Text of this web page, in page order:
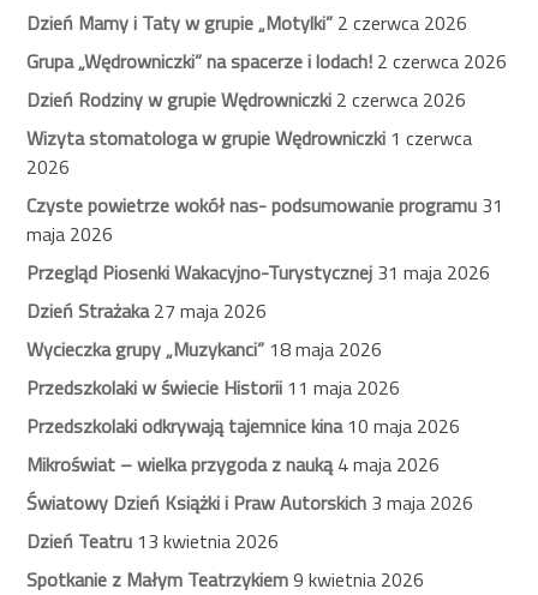
Dzień Mamy i Taty w grupie „Motylki” 2 czerwca 2026
Grupa „Wędrowniczki” na spacerze i lodach! 2 czerwca 2026
Dzień Rodziny w grupie Wędrowniczki 2 czerwca 2026
Wizyta stomatologa w grupie Wędrowniczki 1 czerwca
2026
Czyste powietrze wokół nas- podsumowanie programu 31
maja 2026
Przegląd Piosenki Wakacyjno-Turystycznej 31 maja 2026
Dzień Strażaka27 maja 2026
Wycieczka grupy „Muzykanci” 18 maja 2026
Przedszkolaki w świecie Historii 11 maja 2026
Przedszkolaki odkrywają tajemnice kina10 maja 2026
Mikroświat – wielka przygoda z nauką4 maja 2026
Światowy Dzień Książki i Praw Autorskich 3 maja 2026
Dzień Teatru 13 kwietnia 2026
Spotkanie z Małym Teatrzykiem9 kwietnia 2026